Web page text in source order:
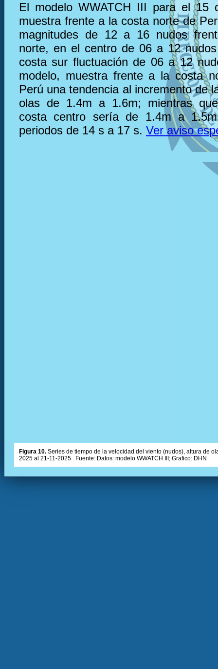
El modelo WWATCH III para el 15
muestra frente a la costa norte de
magnitudes de 12 a 16 nudos
norte, en el centro de 06 a 12
costa sur fluctuación de 06 a 12
modelo, muestra frente a la costa
Perú una tendencia al incremento de
olas de 1.4m a 1.6m; mientras
costa centro sería de 1.4m a
periodos de 14 s a 17 s. Ver aviso
Figura 10. Series de tiempo de la velocidad del viento (nudos), altura de
2025 al 21-11-2025 . Fuente: Datos: modelo WWATCH III; Grafico: DHN